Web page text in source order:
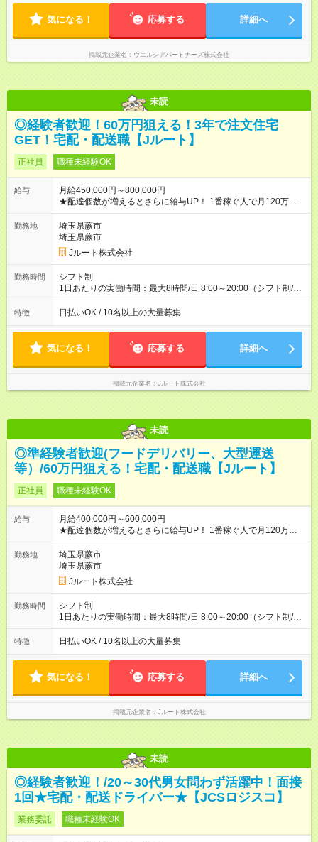
気になる！ 応募する 詳細へ
掲載元企業名 ウエルシアパートナーズ株式会社
未読
◎経験者歓迎！60万円狙える！3年で注文住宅
GET！宅配・配送職【Jルート】
正社員 職種未経験OK
給与
月給450,000円～800,000円
★配達個数が増えるとさらに給与UP！ 1番稼ぐ人で月120万ほ
ど！ ・主要都市エリア 月収55万円／週5日稼働 月収65万~112
万円／週6日稼働 ・地方郊外エリア 月収40万円／週5日稼働 月
収40万円~50万円／週6日稼働 ＜モデルイメージ＞ ■月収50万
円 (27歳男性/江東区在住)※元建築関係 1日150個配達×25日勤務
(日休み) ■月収80万円(43歳男性/墨田区在住)※元営業 1日200個
勤務地
埼玉県蕨市
埼玉県蕨市
Jルート株式会社
勤務時間
シフト制
1日あたりの実働時間：最大8時間/日 8:00～20:00（シフト制/実
働8時間） ※週5日勤務（場所次第では週4も有り） ※配達状況に
よって時間外での勤務可能性有り ※案件により多少の前後あり
特徴 日払いOK / 10名以上の大量募集
気になる！ 応募する 詳細へ
掲載元企業名 Jルート株式会社
未読
◎準経験者歓迎(フードデリバリー、大型運送
等）/60万円狙える！宅配・配送職【Jルート】
正社員 職種未経験OK
給与
月給400,000円～600,000円
★配達個数が増えるとさらに給与UP！ 1番稼ぐ人で月120万ほ
ど！ ・主要都市エリア 月収55万円／週5日稼働 月収65万~112
万円／週6日稼働 ・地方郊外エリア 月収40万円／週5日稼働 月
収40万円~50万円／週6日稼働 ＜モデルイメージ＞ ■月収50万
円 (27歳男性/江東区在住)※元建築関係 1日150個配達×25日勤務
(日休み) ■月収80万円(43歳男性/墨田区在住)※元営業 1日200個
勤務地
埼玉県蕨市
埼玉県蕨市
Jルート株式会社
勤務時間
シフト制
1日あたりの実働時間：最大8時間/日 8:00～20:00（シフト制/実
働8時間） ※週5日勤務（場所次第では週4も有り） ※配達状況に
よって時間外での勤務可能性有り ※案件により多少の前後あり
特徴 日払いOK / 10名以上の大量募集
気になる！ 応募する 詳細へ
掲載元企業名 Jルート株式会社
未読
◎経験者歓迎！/20～30代男女問わず活躍中！面接
1回★宅配・配送ドライバー★【JCSロジスコ】
業務委託 職種未経験OK